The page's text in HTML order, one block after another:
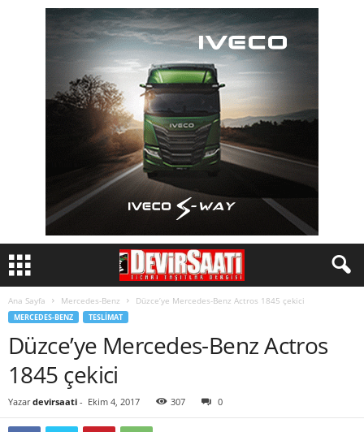
Ana Sayfa Mercedes-Benz Düzce’ye Mercedes-Benz Actros 1845 çekici
MERCEDES-BENZ TESLIMAT
Düzce’ye Mercedes-Benz Actros
1845 çekici
Yazar devirsaati - Ekim 4, 2017 307 0